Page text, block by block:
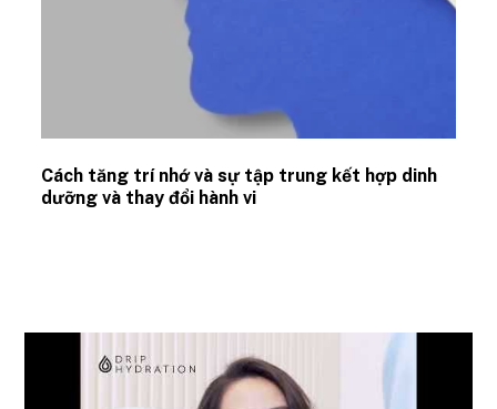
Cách tăng trí nhớ và sự tập trung kết hợp dinh
dưỡng và thay đổi hành vi